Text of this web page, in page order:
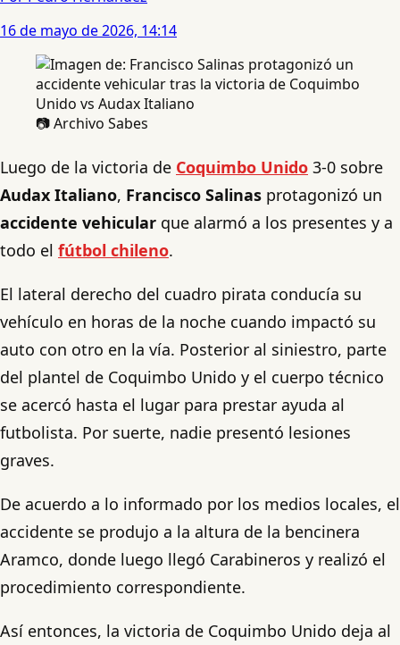
16 de mayo de 2026, 14:14
📷 Archivo Sabes
Luego de la victoria de Coquimbo Unido 3-0 sobre
Audax Italiano, Francisco Salinas protagonizó un
accidente vehicular que alarmó a los presentes y a
todo el fútbol chileno.
El lateral derecho del cuadro pirata conducía su
vehículo en horas de la noche cuando impactó su
auto con otro en la vía. Posterior al siniestro, parte
del plantel de Coquimbo Unido y el cuerpo técnico
se acercó hasta el lugar para prestar ayuda al
futbolista. Por suerte, nadie presentó lesiones
graves.
De acuerdo a lo informado por los medios locales, el
accidente se produjo a la altura de la bencinera
Aramco, donde luego llegó Carabineros y realizó el
procedimiento correspondiente.
Así entonces, la victoria de Coquimbo Unido deja al